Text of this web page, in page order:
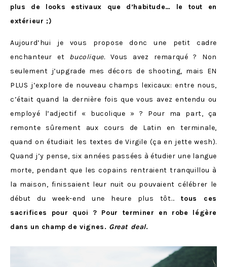
plus de looks estivaux que d’habitude… le tout en
extérieur ;)
Aujourd’hui je vous propose donc une petit cadre
enchanteur et bucolique.Vous avez remarqué ? Non
seulement j’upgrade mes décors de shooting, mais EN
PLUS j’explore de nouveau champs lexicaux: entre nous,
c’était quand la dernière fois que vous avez entendu ou
employé l’adjectif « bucolique » ? Pour ma part, ça
remonte sûrement aux cours de Latin en terminale,
quand on étudiait les textes de Virgile (ça en jette wesh).
Quand j’y pense, six années passées à étudier une langue
morte, pendant que les copains rentraient tranquillou à
la maison, finissaient leur nuit ou pouvaient célébrer le
début du week-end une heure plus tôt…tous ces
sacrifices pour quoi ? Pour terminer en robe légère
dans un champ de vignes. Great deal.